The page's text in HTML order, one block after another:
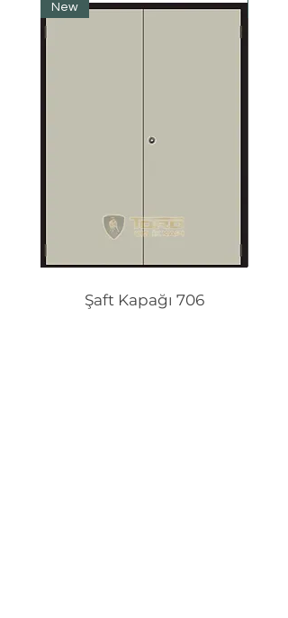
New
Şaft Kapağı 706